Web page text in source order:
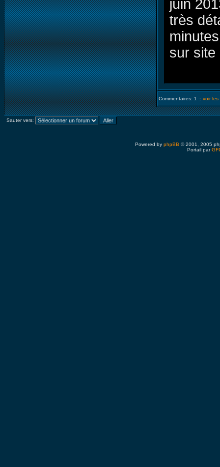
juin
très
sur site
Commentaires: 1 :: voir les
Sauter vers:
Powered by phpBB © 2001, 2005
Portail par